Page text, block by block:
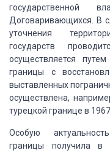
государственной
Договаривающихся.
В
уточнения
государств
осуществляется
границы с
выставленных
осуществлена,
турецкой границе в
Особую актуальность
границы получила